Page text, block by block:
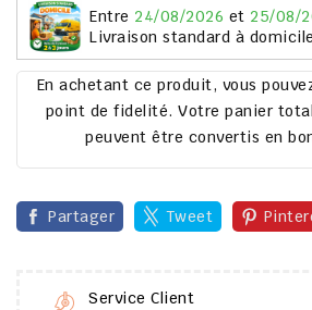
entre 24/08/2026 et 25/08/
Livraison standard à domicile
En achetant ce produit, vous
point de fidelité. Votre panier
peuvent être convertis en
Partager Tweet
Service Client